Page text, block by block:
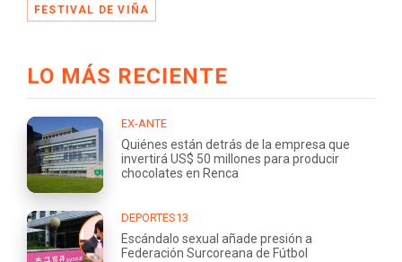
FESTIVAL DE VIÑA
LO MÁS RECIENTE
EX-ANTE
Quiénes están detrás de la empresa que
invertirá US$ 50 millones para producir
chocolates en Renca
DEPORTES13
Escándalo sexual añade presión a
Federación Surcoreana de Fútbol